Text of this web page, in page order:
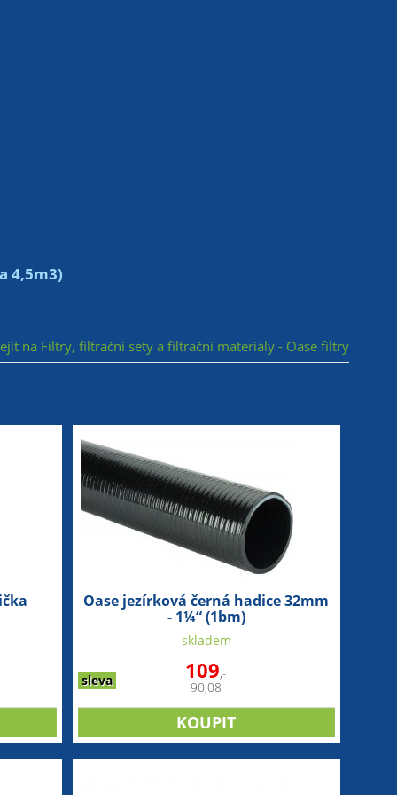
4,5m3)
na Filtry, filtrační sety a filtrační materiály - Oase filtry
Oase jezírková černá hadice 32mm
- 1¼“ (1bm)
sleva
skladem
109,-
90,08